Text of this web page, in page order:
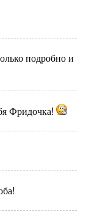
подробно и
Фридочка!